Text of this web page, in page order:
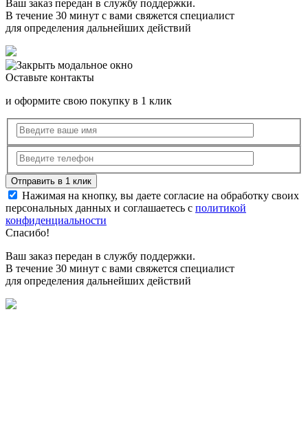
Ваш заказ передан в службу поддержки.
В течение 30 минут с вами свяжется специалист
для определения дальнейших действий
Оставьте контакты
и оформите свою покупку в 1 клик
Нажимая на кнопку, вы даете согласие на обработку своих
персональных данных и соглашаетесь с политикой
конфиденциальности
Спасибо!
Ваш заказ передан в службу поддержки.
В течение 30 минут с вами свяжется специалист
для определения дальнейших действий